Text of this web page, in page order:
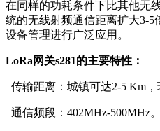
在同样的功耗条件下比其他无
统的无线射频通信距离扩大3-5
设备管理进行广泛应用。
LoRa网关s281的主要特性：
传输距离：城镇可达2-5 Km，
通信频段：402MHz-500MHz。